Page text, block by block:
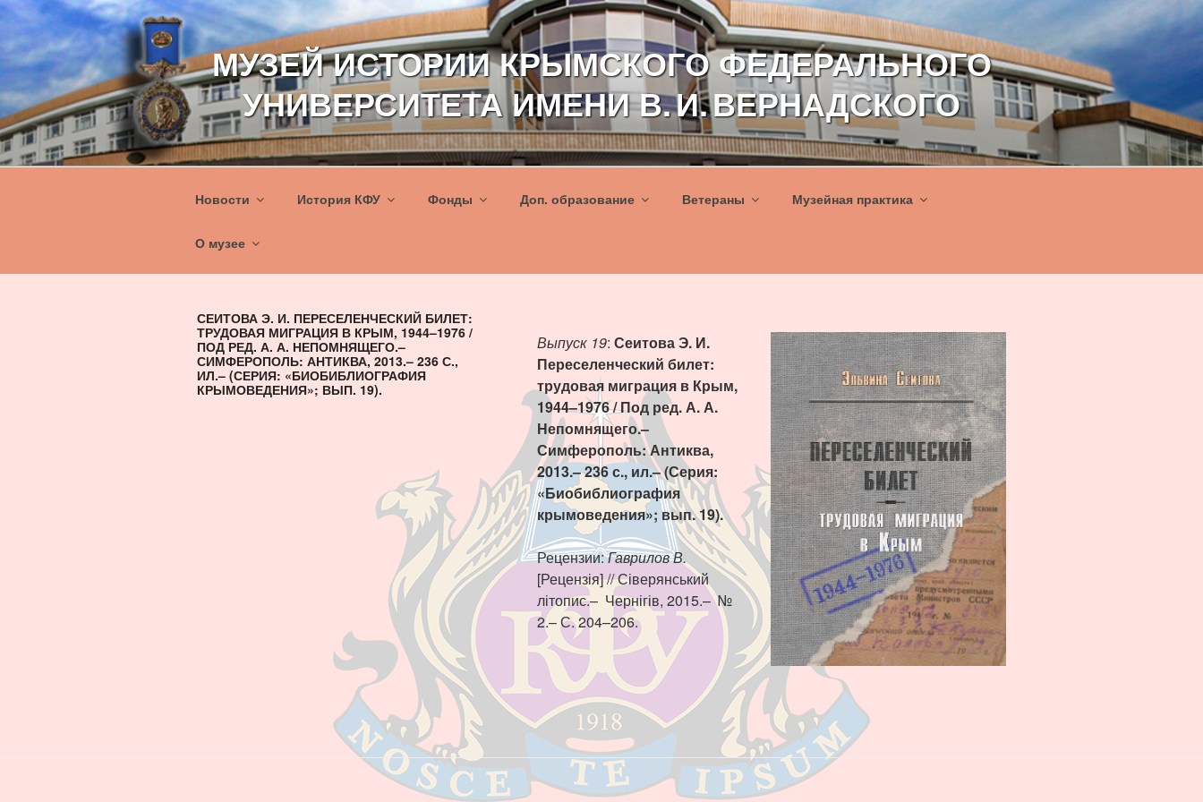
Перейти
содержимому
МУЗЕЙ ИСТОРИИ КРЫМСКОГО ФЕДЕРАЛЬНОГО
УНИВЕРСИТЕТА ИМЕНИ В. И. ВЕРНАДСКОГО
Новости История КФУ Фонды Доп. образование Ветераны Музейная практика
О музее
СЕИТОВА Э. И. ПЕРЕСЕЛЕНЧЕСКИЙ БИЛЕТ:
ТРУДОВАЯ МИГРАЦИЯ В КРЫМ, 1944–1976 /
ПОД РЕД. А. А. НЕПОМНЯЩЕГО.–
СИМФЕРОПОЛЬ: АНТИКВА, 2013.– 236 С.,
ИЛ.– (СЕРИЯ: «БИОБИБЛИОГРАФИЯ
КРЫМОВЕДЕНИЯ»; ВЫП. 19).
Выпуск 19: Сеитова Э. И.
Переселенческий билет:
трудовая миграция в Крым,
1944–1976 / Под ред. А. А.
Непомнящего.–
Симферополь: Антиква,
2013.– 236 с., ил.– (Серия:
«Биобиблиография
крымоведения»; вып. 19).
Рецензии:Гаврилов В.
[Рецензія] // Сіверянський
літопис.– Чернігів, 2015.– №
2.– С. 204–206.